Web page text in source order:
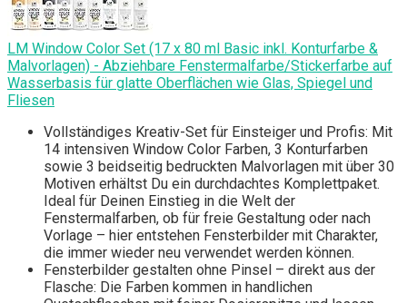
LM Window Color Set (17 x 80 ml Basic inkl. Konturfarbe &
Malvorlagen) - Abziehbare Fenstermalfarbe/Stickerfarbe auf
Wasserbasis für glatte Oberflächen wie Glas, Spiegel und
Fliesen
Vollständiges Kreativ-Set für Einsteiger und Profis: Mit
14 intensiven Window Color Farben, 3 Konturfarben
sowie 3 beidseitig bedruckten Malvorlagen mit über 30
Motiven erhältst Du ein durchdachtes Komplettpaket.
Ideal für Deinen Einstieg in die Welt der
Fenstermalfarben, ob für freie Gestaltung oder nach
Vorlage – hier entstehen Fensterbilder mit Charakter,
die immer wieder neu verwendet werden können.
Fensterbilder gestalten ohne Pinsel – direkt aus der
Flasche: Die Farben kommen in handlichen